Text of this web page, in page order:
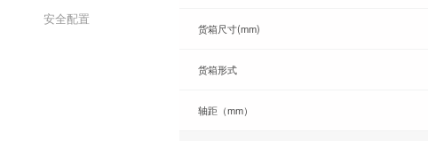
安全配置
货箱尺寸(mm)
货箱形式
轴距（mm）